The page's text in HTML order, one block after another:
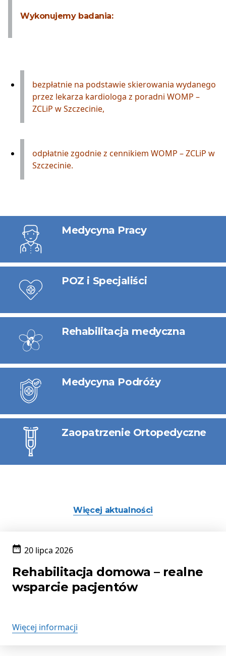
Wykonujemy badania:
bezpłatnie na podstawie skierowania wydanego
przez lekarza kardiologa z poradni WOMP –
ZCLiP w Szczecinie,
odpłatnie zgodnie z cennikiem WOMP – ZCLiP w
Szczecinie.
Usługi
Medycyna Pracy
POZ i Specjaliści
Rehabilitacja medyczna
Medycyna Podróży
Zaopatrzenie Ortopedyczne
Więcej aktualności
Data
publikacji:
20 lipca 2026
Rehabilitacja domowa – realne
wsparcie pacjentów
Więcej informacji